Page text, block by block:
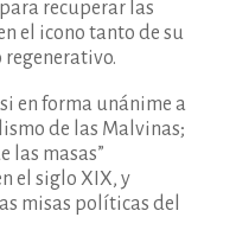
recuperar las
el icono tanto de su
en forma unánime a
de las Malvinas;
las masas”
el siglo XIX, y
misas políticas del